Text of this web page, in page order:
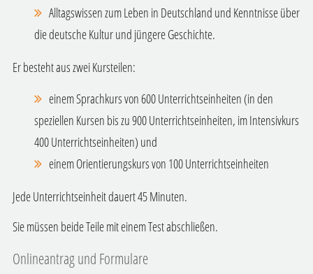
Alltagswissen zum Leben in Deutschland und Kenntnisse über
die deutsche Kultur und jüngere Geschichte.
Er besteht aus zwei Kursteilen:
einem Sprachkurs von 600 Unterrichtseinheiten (in den
speziellen Kursen bis zu 900 Unterrichtseinheiten, imIntensivkurs
400 Unterrichtseinheiten) und
einem Orientierungskurs von 100 Unterrichtseinheiten
Jede Unterrichtseinheit dauert 45 Minuten.
Sie müssen beide Teile mit einem Test abschließen.
Onlineantrag und Formulare